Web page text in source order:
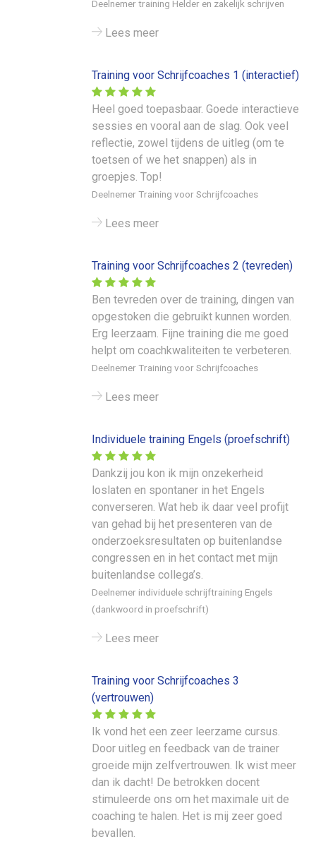
Deelnemer training Helder en zakelijk schrijven
Lees meer
Training voor Schrijfcoaches 1 (interactief)
Heel goed toepasbaar. Goede interactieve
sessies en vooral aan de slag. Ook veel
reflectie, zowel tijdens de uitleg (om te
toetsen of we het snappen) als in
groepjes. Top!
Deelnemer Training voor Schrijfcoaches
Lees meer
Training voor Schrijfcoaches 2 (tevreden)
Ben tevreden over de training, dingen van
opgestoken die gebruikt kunnen worden.
Erg leerzaam. Fijne training die me goed
helpt om coachkwaliteiten te verbeteren.
Deelnemer Training voor Schrijfcoaches
Lees meer
Individuele training Engels (proefschrift)
Dankzij jou kon ik mijn onzekerheid
loslaten en spontaner in het Engels
converseren. Wat heb ik daar veel profijt
van gehad bij het presenteren van de
onderzoeksresultaten op buitenlandse
congressen en in het contact met mijn
buitenlandse collega’s.
Deelnemer individuele schrijftraining Engels
(dankwoord in proefschrift)
Lees meer
Training voor Schrijfcoaches 3
(vertrouwen)
Ik vond het een zeer leerzame cursus.
Door uitleg en feedback van de trainer
groeide mijn zelfvertrouwen. Ik wist meer
dan ik dacht! De betrokken docent
stimuleerde ons om het maximale uit de
coaching te halen. Het is mij zeer goed
bevallen.